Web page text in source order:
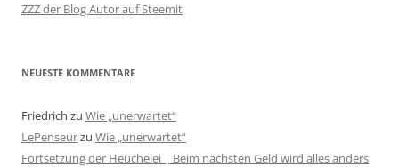
ZZZ der Blog Autor auf Steemit
NEUESTE KOMMENTARE
Friedrich zu Wie „unerwartet“
LePenseurzu Wie „unerwartet“
Fortsetzung der Heuchelei | Beim nächsten Geld wird alles anders